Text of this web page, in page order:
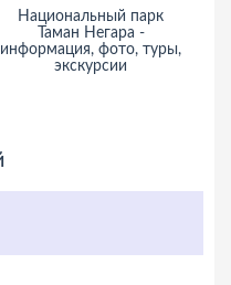
Национальный парк
Таман Негара -
информация, фото, туры,
экскурсии